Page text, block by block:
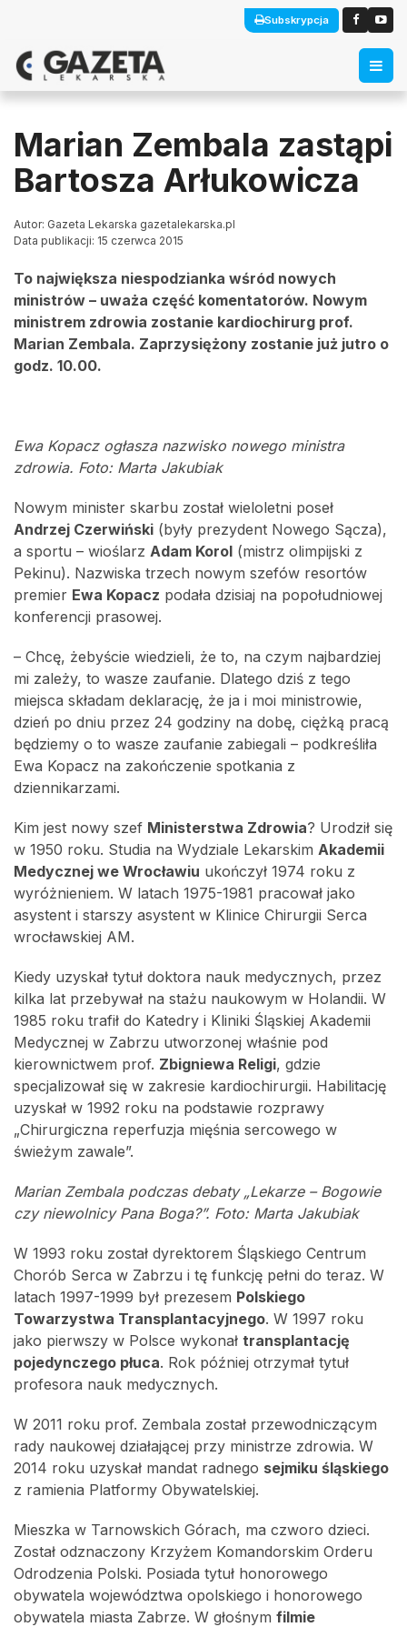
Subskrypcja
Marian Zembala zastąpi
Bartosza Arłukowicza
Autor: Gazeta Lekarska gazetalekarska.pl
Data publikacji: 15 czerwca 2015
To największa niespodzianka wśród nowych
ministrów – uważa część komentatorów. Nowym
ministrem zdrowia zostanie kardiochirurg prof.
Marian Zembala. Zaprzysiężony zostanie już jutro o
godz. 10.00.
Ewa Kopacz ogłasza nazwisko nowego ministra
zdrowia. Foto: Marta Jakubiak
Nowym minister skarbu został wieloletni poseł
Andrzej Czerwiński (były prezydent Nowego Sącza),
a sportu – wioślarz Adam Korol (mistrz olimpijski z
Pekinu). Nazwiska trzech nowym szefów resortów
premier Ewa Kopacz podała dzisiaj na popołudniowej
konferencji prasowej.
– Chcę, żebyście wiedzieli, że to, na czym najbardziej
mi zależy, to wasze zaufanie. Dlatego dziś z tego
miejsca składam deklarację, że ja i moi ministrowie,
dzień po dniu przez 24 godziny na dobę, ciężką pracą
będziemy o to wasze zaufanie zabiegali – podkreśliła
Ewa Kopacz na zakończenie spotkania z
dziennikarzami.
Kim jest nowy szef Ministerstwa Zdrowia? Urodził się
w 1950 roku. Studia na Wydziale Lekarskim Akademii
Medycznej we Wrocławiu ukończył 1974 roku z
wyróżnieniem. W latach 1975-1981 pracował jako
asystent i starszy asystent w Klinice Chirurgii Serca
wrocławskiej AM.
Kiedy uzyskał tytuł doktora nauk medycznych, przez
kilka lat przebywał na stażu naukowym w Holandii. W
1985 roku trafił do Katedry i Kliniki Śląskiej Akademii
Medycznej w Zabrzu utworzonej właśnie pod
kierownictwem prof. Zbigniewa Religi, gdzie
specjalizował się w zakresie kardiochirurgii. Habilitację
uzyskał w 1992 roku na podstawie rozprawy
„Chirurgiczna reperfuzja mięśnia sercowego w
świeżym zawale”.
Marian Zembala podczas debaty „Lekarze – Bogowie
czy niewolnicy Pana Boga?”. Foto: Marta Jakubiak
W 1993 roku został dyrektorem Śląskiego Centrum
Chorób Serca w Zabrzu i tę funkcję pełni do teraz. W
latach 1997-1999 był prezesem Polskiego
Towarzystwa Transplantacyjnego. W 1997 roku
jako pierwszy w Polsce wykonał transplantację
pojedynczego płuca. Rok później otrzymał tytuł
profesora nauk medycznych.
W 2011 roku prof. Zembala został przewodniczącym
rady naukowej działającej przy ministrze zdrowia. W
2014 roku uzyskał mandat radnego sejmiku śląskiego
z ramienia Platformy Obywatelskiej.
Mieszka w Tarnowskich Górach, ma czworo dzieci.
Został odznaczony Krzyżem Komandorskim Orderu
Odrodzenia Polski. Posiada tytuł honorowego
obywatela województwa opolskiego i honorowego
obywatela miasta Zabrze. W głośnym filmie